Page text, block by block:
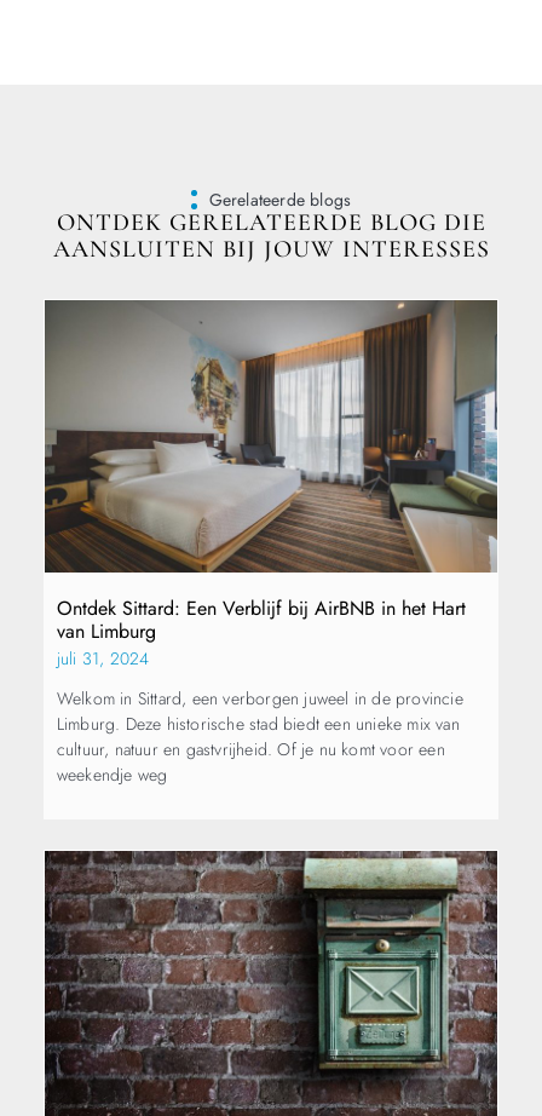
Gerelateerde blogs
ONTDEK GERELATEERDE BLOG DIE
AANSLUITEN BIJ JOUW INTERESSES
Ontdek Sittard: Een Verblijf bij AirBNB in het Hart
van Limburg
juli 31, 2024
Welkom in Sittard, een verborgen juweel in de provincie
Limburg. Deze historische stad biedt een unieke mix van
cultuur, natuur en gastvrijheid. Of je nu komt voor een
weekendje weg